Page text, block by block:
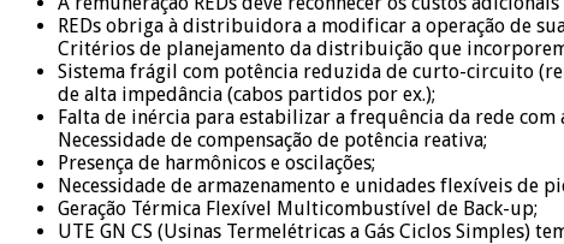
REDs obriga à distribuidora a modificar a operação de
Critérios de planejamento da distribuição que
Sistema frágil com potência reduzida de curto-circuito
de alta impedância (cabos partidos por ex.);
Falta de inércia para estabilizar a frequência da rede
Necessidade de compensação de potência reativa;
Presença de harmônicos e oscilações;
Necessidade de armazenamento e unidades flexíveis de
Geração Térmica Flexível Multicombustível de Back-up;
UTE GN CS (Usinas Termelétricas a Gás Ciclos Simples)